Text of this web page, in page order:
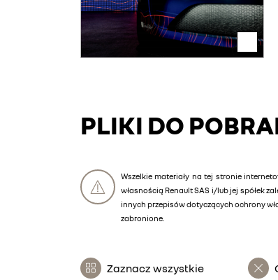
PLIKI DO
Wszelkie materiały na tej stronie
własnością Renault SAS i/lub jej spółek
innych przepisów dotyczących ochrony
zabronione.
Zaznacz wszystkie